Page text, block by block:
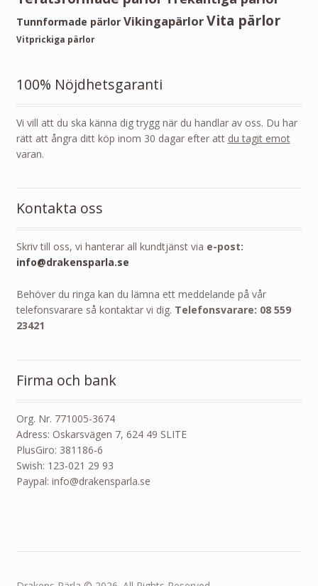
Tunnformade pärlor VikingapärlorVita pärlor
Vitprickiga pärlor
100% Nöjdhetsgaranti
Vi vill att du ska känna dig trygg när du handlar av oss. Du har
rätt att ångra ditt köp inom 30 dagar efter att du tagit emot
varan.
Kontakta oss
Skriv till oss, vi hanterar all kundtjänst via e-post:
info@drakensparla.se
Behöver du ringa kan du lämna ett meddelande på vår
telefonsvarare så kontaktar vi dig. Telefonsvarare: 08 559
23421
Firma och bank
Org. Nr. 771005-3674
Adress: Oskarsvägen 7, 624 49 SLITE
PlusGiro: 381186-6
Swish: 123-021 29 93
Paypal: info@drakensparla.se